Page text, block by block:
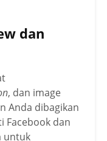
dan
, dan image
Anda dibagikan
Facebook dan
untuk